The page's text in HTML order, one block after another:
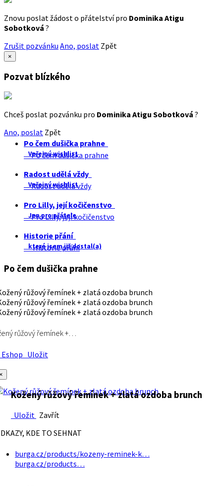
Znovu poslat žádost o přátelství pro Dominika Atigu
Sobotková ?
Zrušit pozvánku Ano, poslat Zpět
×
Pozvat blízkého
Chceš poslat pozvánku pro Dominika Atigu Sobotková ?
Ano, poslat Zpět
Po čem dušička prahne
Veřejný wishlist
Po čem dušička prahne
Radost udělá vždy
Veřejný wishlist
Radost udělá vždy
Pro Lilly, její kočičenstvo
Jen pro přátele
Pro Lilly, její kočičenstvo
Historie přání
které jsem již dostal(a)
Historie přání
Po čem dušička prahne
růžový řemínek +…
Uložit
Kožený růžový řemínek + zlatá ozdoba brunch
Uložit Zavřít
KDE TO SEHNAT
burga.cz/products/kozeny-reminek-k…
burga.cz/products…